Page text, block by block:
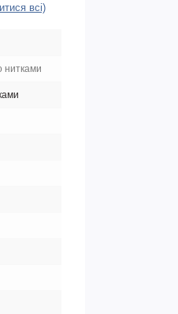
всі)
нитками